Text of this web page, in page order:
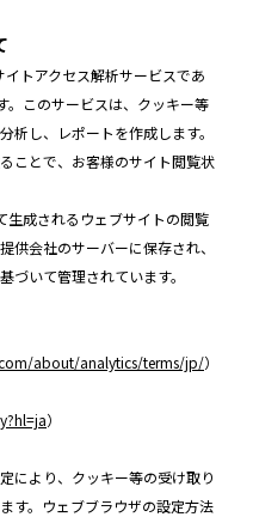
トアクセス解析サービスであ
。このサービスは、クッキー等
析し、レポートを作成します。
ことで、お客様のサイト閲覧状
成されるウェブサイトの閲覧
供会社のサーバーに保存され、
づいて管理されています。
about/analytics/terms/jp/）
）
により、クッキー等の受け取り
す。ウェブブラウザの設定方法